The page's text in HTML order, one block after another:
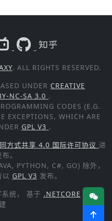
. ALL RIGHTS RESERVED.
UNDER CREATIVE
NC-SA 3.0 .
CODES (E.G.
EXCEPTIONS, WHICH ARE
GPL V3 .
方式共享 4.0 国际许可协议 进
。
PYTHON, C#, GO) 除外，
GPL V3 发布。
统， 基于 .NETCORE 技术构
建